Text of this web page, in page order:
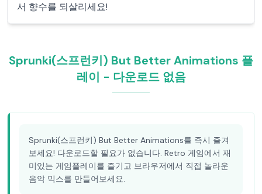
서 향수를 되살리세요!
Sprunki(스프런키) But Better Animations 플
레이 - 다운로드 없음
Sprunki(스프런키) But Better Animations를 즉시 즐겨
보세요! 다운로드할 필요가 없습니다. Retro 게임에서 재
미있는 게임플레이를 즐기고 브라우저에서 직접 놀라운
음악 믹스를 만들어보세요.